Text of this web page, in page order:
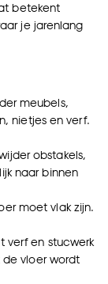
betekent
je jarenlang
meubels,
nietjes en verf.
obstakels,
naar binnen
moet vlak zijn.
verf en stucwerk
vloer wordt